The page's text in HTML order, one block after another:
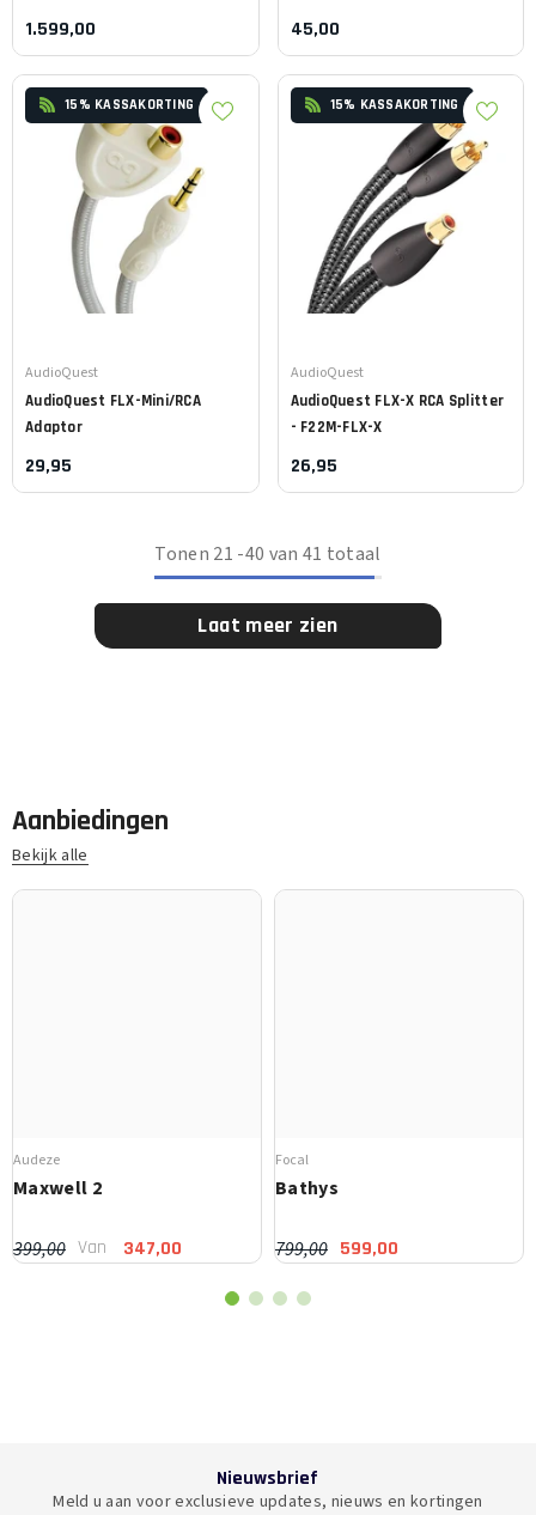
1.599,00 45,00
15% KASSAKORTING
Leverancier:
AudioQuest
AudioQuest FLX-Mini/RCA
Adaptor
29,95
15% KASSAKORTING
Leverancier:
AudioQuest
AudioQuest FLX-X RCA Splitter
- F22M-FLX-X
26,95
Tonen 21 -40 van 41 totaal
Laat meer zien
Aanbiedingen
Bekijk alle
Audeze
Maxwell 2
399,00 Van 347,00
Focal
Bathys
799,00 599,00
Nieuwsbrief
Meld u aan voor exclusieve updates, nieuws en kortingen